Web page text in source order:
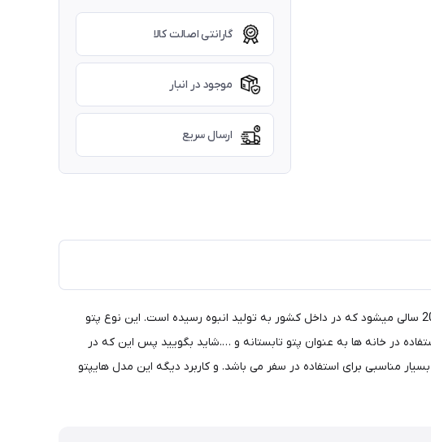
گارانتی اصالت کالا
موجود در انبار
ارسال سریع
پتو مسافرتی چهارخونه یکی از با سابقه ترین مدل های پتو مسافرتی در ایران می باشد که در ابتدا محصول وارداتی بوده اما حدود 20 سالی میشود که در داخل کشور به تولید انبوه رسیده است. این نوع پتو
در خانه ها به عنوان پتو تابستانه و ….شاید بگویید پس این که در
مناسبی برای استفاده در سفر می باشد. و کاربرد دیگه این مدل هایپتو